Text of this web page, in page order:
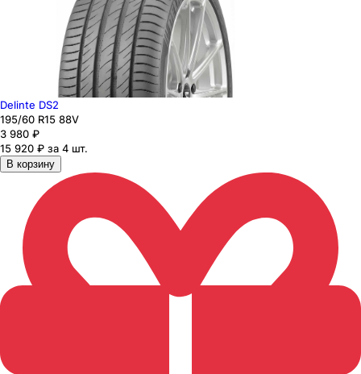
Delinte DS2
195/60 R15 88V
3 980 ₽
15 920 ₽ за 4 шт.
В корзину